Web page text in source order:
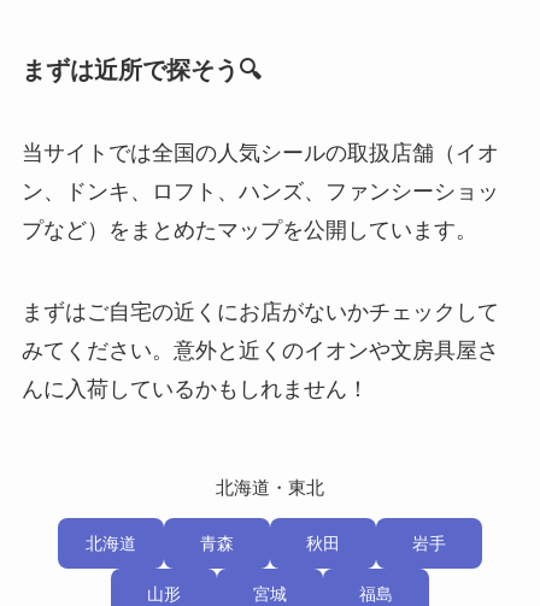
まずは近所で探そう🔍
当サイトでは全国の人気シールの取扱店舗（イオ
ン、ドンキ、ロフト、ハンズ、ファンシーショッ
プなど）をまとめたマップを公開しています。
まずはご自宅の近くにお店がないかチェックして
みてください。意外と近くのイオンや文房具屋さ
んに入荷しているかもしれません！
北海道・東北
北海道 青森 秋田 岩手
山形 宮城 福島